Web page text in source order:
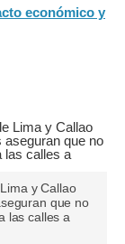
económico y
y Callao
que no
las calles a